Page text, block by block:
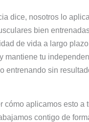
dice, nosotros lo
bien
de vida a largo
mantiene tu
entrenando sin
cómo aplicamos esto a
contigo de